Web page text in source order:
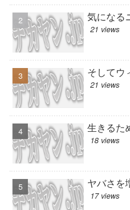
気になる
21 views
そしてウ
21 views
生きるた
18 views
ヤバさを
17 views